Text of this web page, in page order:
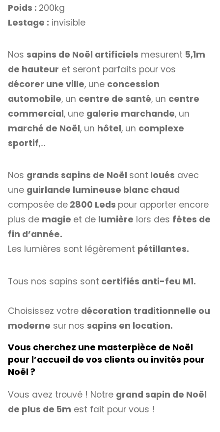
Poids : 200kg
Lestage : invisible
Nos sapins de Noël artificiels mesurent 5,1m
de hauteur et seront parfaits pour vos
décorer une ville, une concession
automobile, un centre de santé, un centre
commercial, une galerie marchande, un
marché de Noël, un hôtel, un complexe
sportif,…
Nos grands sapins de Noël sont loués avec
une guirlande lumineuse blanc chaud
composée de 2800 Leds pour apporter encore
plus de magie et de lumière lors des fêtes de
fin d’année.
Les lumières sont légèrement pétillantes.
Tous nos sapins sont certifiés anti-feu M1.
Choisissez votre décoration traditionnelle ou
moderne sur nos sapins en location.
Vous cherchez une masterpièce de Noël
pour l’accueil de vos clients ou invités pour
Noël ?
Vous avez trouvé ! Notre grand sapin de Noël
de plus de 5m est fait pour vous !